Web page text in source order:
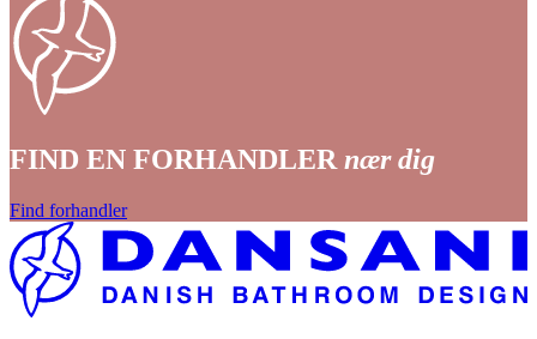
FIND EN FORHANDLER nær dig
Find forhandler